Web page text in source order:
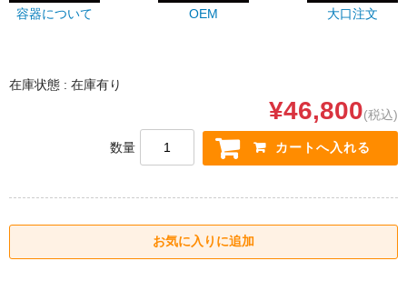
容器について OEM 大口注文
在庫状態 : 在庫有り
¥46,800(税込)
数量